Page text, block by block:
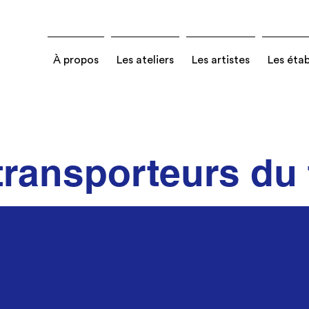
À propos Les ateliers Les artistes Les
du